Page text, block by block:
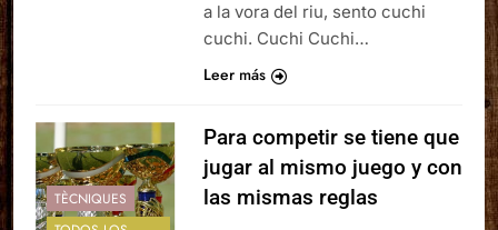
a la vora del riu, sento cuchi
cuchi. Cuchi Cuchi…
Leer más
TÈCNIQUES
Para competir se tiene que
jugar al mismo juego y con
las mismas reglas